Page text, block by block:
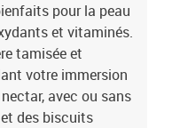
pour la peau
et vitaminés.
tamisée et
votre immersion
avec ou sans
des biscuits